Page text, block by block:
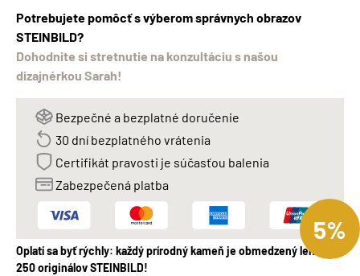
Potrebujete pomôcť s výberom správnych obrazov
STEINBILD?
Dohodnite si stretnutie na konzultáciu s našou
dizajnérkou Sarah!
Bezpečné a bezplatné doručenie
30 dní bezplatného vrátenia
Certifikát pravosti je súčasťou balenia
Zabezpečená platba
Oplatí sa byť rýchly: každý prírodný kameň je obmedzený len na
250 originálov STEINBILD!
5%